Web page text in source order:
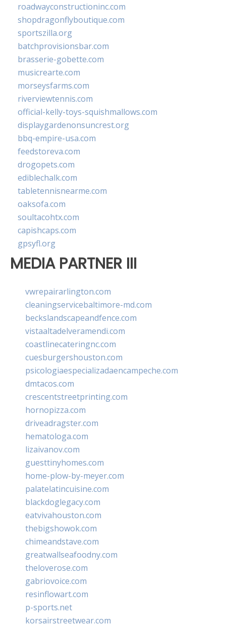
roadwayconstructioninc.com
shopdragonflyboutique.com
sportszilla.org
batchprovisionsbar.com
brasserie-gobette.com
musicrearte.com
morseysfarms.com
riverviewtennis.com
official-kelly-toys-squishmallows.com
displaygardenonsuncrest.org
bbq-empire-usa.com
feedstoreva.com
drogopets.com
ediblechalk.com
tabletennisnearme.com
oaksofa.com
soultacohtx.com
capishcaps.com
gpsyfl.org
MEDIA PARTNER III
vwrepairarlington.com
cleaningservicebaltimore-md.com
beckslandscapeandfence.com
vistaaltadelveramendi.com
coastlinecateringnc.com
cuesburgershouston.com
psicologiaespecializadaencampeche.com
dmtacos.com
crescentstreetprinting.com
hornopizza.com
driveadragster.com
hematologa.com
lizaivanov.com
guesttinyhomes.com
home-plow-by-meyer.com
palatelatincuisine.com
blackdoglegacy.com
eatvivahouston.com
thebigshowok.com
chimeandstave.com
greatwallseafoodny.com
theloverose.com
gabriovoice.com
resinflowart.com
p-sports.net
korsairstreetwear.com